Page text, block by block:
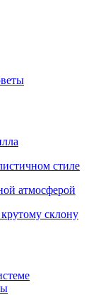
стиле
атмосферой
склону